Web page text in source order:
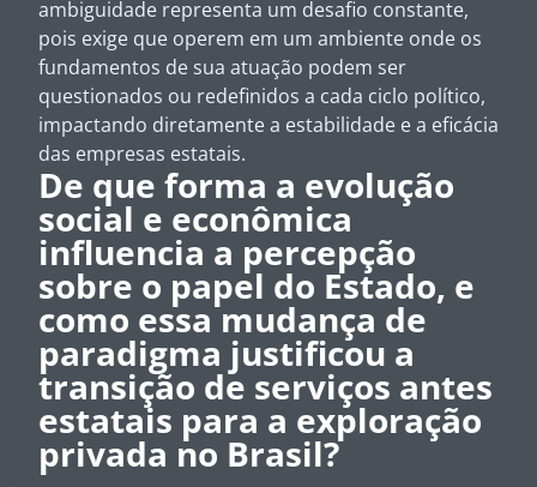
ambiguidade representa um desafio constante,
pois exige que operem em um ambiente onde os
fundamentos de sua atuação podem ser
questionados ou redefinidos a cada ciclo político,
impactando diretamente a estabilidade e a eficácia
das empresas estatais.
De que forma a evolução
social e econômica
influencia a percepção
sobre o papel do Estado, e
como essa mudança de
paradigma justificou a
transição de serviços antes
estatais para a exploração
privada no Brasil?